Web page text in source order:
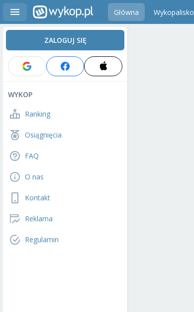
Główna Wykopalisko
ZALOGUJ SIĘ
WYKOP
Ranking
Osiągnięcia
FAQ
O nas
Kontakt
Reklama
Regulamin